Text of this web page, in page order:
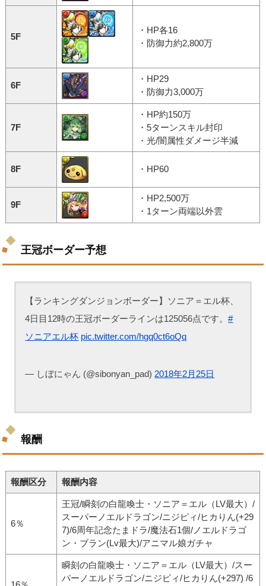
5F
・HP各16
・防御力約2,800万
6F
・HP29
・防御力3,000万
7F
・HP約150万
・5ターンスキル封印
・光/闇属性ダメージ半減
8F ・HP60
9F
・HP2,500万
・1ターン両端以外雲
王冠ボーダー予想
【ランキングダンジョンボーダー】ソニア＝エル杯、
4日目12時の王冠ボーダーラインは125056点です。#
ソニアエル杯 pic.twitter.com/hgq0ct6oQq
— しぼにゃん (@sibonyan_pad) 2018年2月25日
報酬
報酬区分 報酬内容
6％
王冠/瞬刻の白龍喚士・ソニア＝エル（LV最大）/
スーパーノエルドラゴン/ニジピィ/ヒカりん(+29
7)/6周年記念たまドラ/魔法石1個/ノエルドラゴ
ン・ブラン(Lv最大)/アニマル娘ガチャ
瞬刻の白龍喚士・ソニア＝エル（LV最大）/スー
パーノエルドラゴン/ニジピィ/ヒカりん(+297) /6